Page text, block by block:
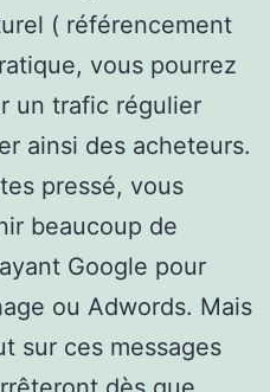
( référencement
vous pourrez
un trafic régulier
ainsi des acheteurs.
pressé, vous
beaucoup de
Google pour
ou Adwords. Mais
sur ces messages